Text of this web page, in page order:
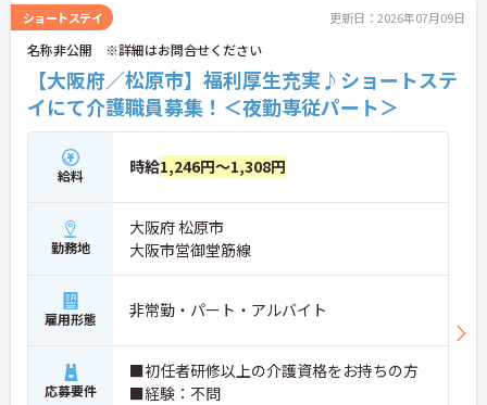
ら確実なステップアップと収入増を目指すことがで
きます。有給消化率も高く、また、法務監査部によ
るハラスメント防止対策や、社内SNSで感謝をポイ
ント化する独自の制度も設け、職種・年齢に関係な
く誰もが意見を言えるフラットな社風のもとでチー
ムワークが機能しています。入社後は本部研修と現
場でのサービス同行研修が最大4ヶ月用意され、資
格取得支援制度も活用できるため、安心してスター
トできます。
★おすすめPOINT★
【有給消化率100％・チームワークで実現できる環
境です】
ライベートと仕事を両立しながら長く続けていける
環境です
・法務監査部を設置して研修や指導を全社的に実施
しており、ハラスメント等のトラブルを未然に防ぐ
クリーンな職場環境が整っています
ショートステイ 更新日：2026年07月09日
名称非公開 ※詳細はお問合せください
【大阪府／松原市】福利厚生充実♪ショートステ
イにて介護職員募集！＜夜勤専従パート＞
給料 時給1,246円～1,308円
勤務地
大阪府 松原市
大阪市営御堂筋線
雇用形態 非常勤・パート・アルバイト
応募要件
■初任者研修以上の介護資格をお持ちの方
■経験：不問